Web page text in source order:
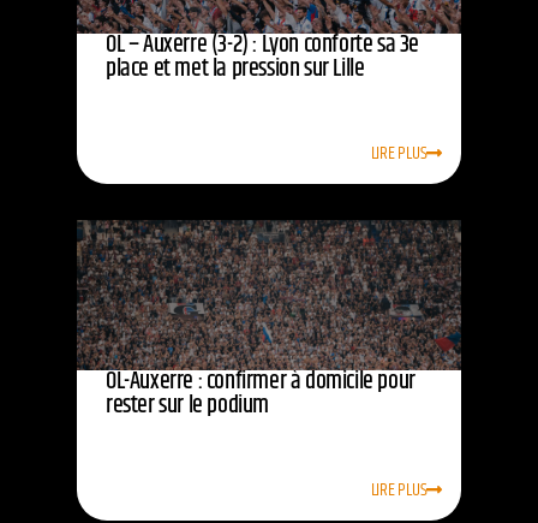
OL – Auxerre (3-2) : Lyon conforte sa 3e
place et met la pression sur Lille
LIRE PLUS
OL-Auxerre : confirmer à domicile pour
rester sur le podium
LIRE PLUS